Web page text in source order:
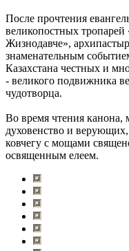
После прочтения
великопостных
Жизнодавче»,
знаменательным
Казахстана честных и
- великого подвижника
чудотворца.
Во время чтения канона,
духовенство и
ковчегу с мощами
освященным елеем.